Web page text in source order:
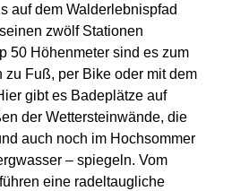
auf dem Walderlebnispfad
zwölf Stationen
50 Höhenmeter sind es zum
zu Fuß, per Bike oder mit dem
gibt es Badeplätze auf
der Wettersteinwände, die
auch noch im Hochsommer
– spiegeln. Vom
eine radeltaugliche